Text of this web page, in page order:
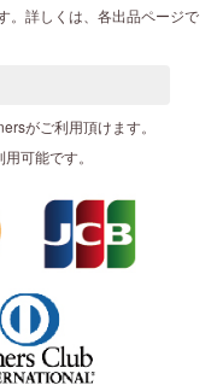
。詳しくは、各出品ページで
がご利用頂けます。
可能です。